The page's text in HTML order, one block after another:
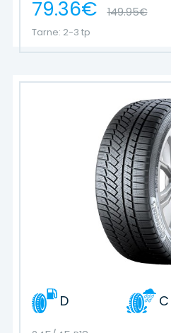
79.36€ 149.95€
Tarne: 2-3 tp
D C